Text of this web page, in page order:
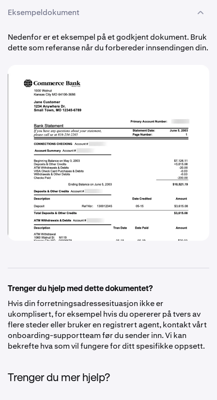
Eksempeldokument
Nedenfor er et eksempel på et godkjent dokument. Bruk
dette som referanse når du forbereder innsendingen din.
Trenger du hjelp med dette dokumentet?
Hvis din forretningsadressesituasjon ikke er
ukomplisert, for eksempel hvis du opererer på tvers av
flere steder eller bruker en registrert agent, kontakt vårt
onboarding-supportteam før du sender inn. Vi kan
bekrefte hva som vil fungere for ditt spesifikke oppsett.
Trenger du mer hjelp?